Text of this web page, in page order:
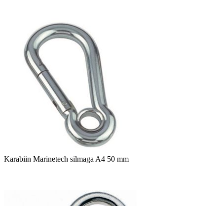
Karabiin Marinetech silmaga A4 50 mm